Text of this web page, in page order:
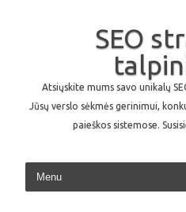
SEO
Atsiųskite mums savo unikalų
Jūsų verslo sėkmės gerinimui,
paieškos sistemose.